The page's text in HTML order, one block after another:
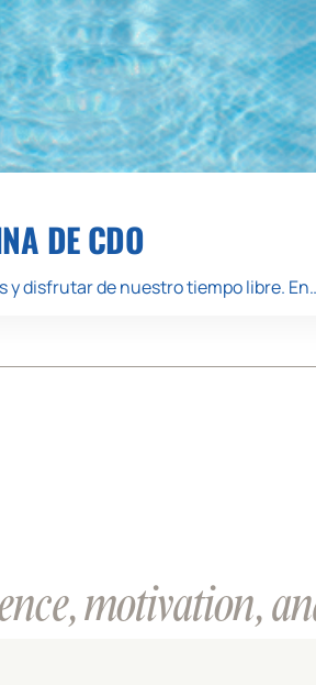
DE CDO
y disfrutar de nuestro tiempo libre.
motivation,